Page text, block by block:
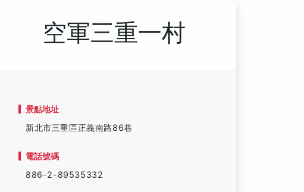
空軍三重一村
景點地址
新北市三重區正義南路86巷
電話號碼
886-2-89535332